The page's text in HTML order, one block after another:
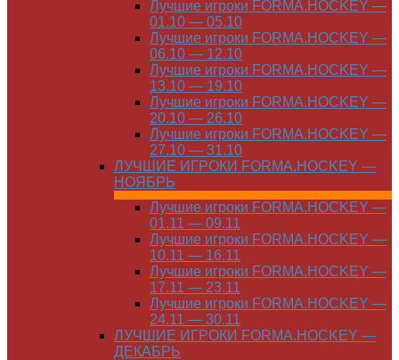
Лучшие игроки FORMA.HOCKEY —
01.10 — 05.10
Лучшие игроки FORMA.HOCKEY —
06.10 — 12.10
Лучшие игроки FORMA.HOCKEY —
13.10 — 19.10
Лучшие игроки FORMA.HOCKEY —
20.10 — 26.10
Лучшие игроки FORMA.HOCKEY —
27.10 — 31.10
ЛУЧШИЕ ИГРОКИ FORMA.HOCKEY —
НОЯБРЬ
Лучшие игроки FORMA.HOCKEY —
01.11 — 09.11
Лучшие игроки FORMA.HOCKEY —
10.11 — 16.11
Лучшие игроки FORMA.HOCKEY —
17.11 — 23.11
Лучшие игроки FORMA.HOCKEY —
24.11 — 30.11
ЛУЧШИЕ ИГРОКИ FORMA.HOCKEY —
ДЕКАБРЬ